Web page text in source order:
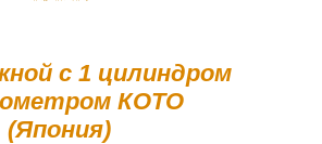
с 1 цилиндром
КОТО
(Япония)